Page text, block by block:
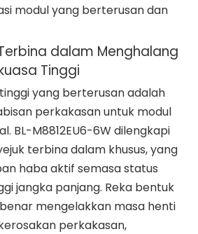
modul yang berterusan dan
dalam Menghalang
Tinggi
yang berterusan adalah
perkakasan untuk modul
BL-M8812EU6-6W dilengkapi
terbina dalam khusus, yang
haba aktif semasa status
jangka panjang. Reka bentuk
mengelakkan masa henti
perkakasan,